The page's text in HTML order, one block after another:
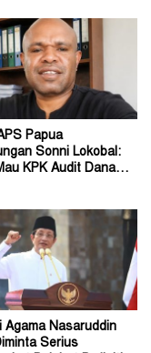
Papua
Sonni Lokobal:
KPK Audit Dana
Agama Nasaruddin
Serius